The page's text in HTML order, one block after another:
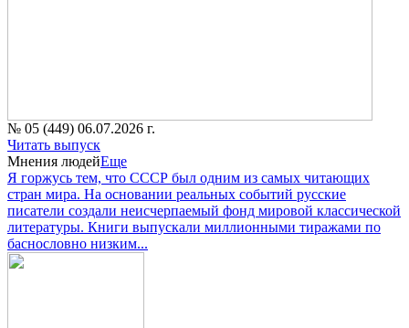
№ 05 (449) 06.07.2026 г.
Читать выпуск
Мнения людейЕще
Я горжусь тем, что СССР был одним из самых читающих
стран мира. На основании реальных событий русские
писатели создали неисчерпаемый фонд мировой классической
литературы. Книги выпускали миллионными тиражами по
баснословно низким...